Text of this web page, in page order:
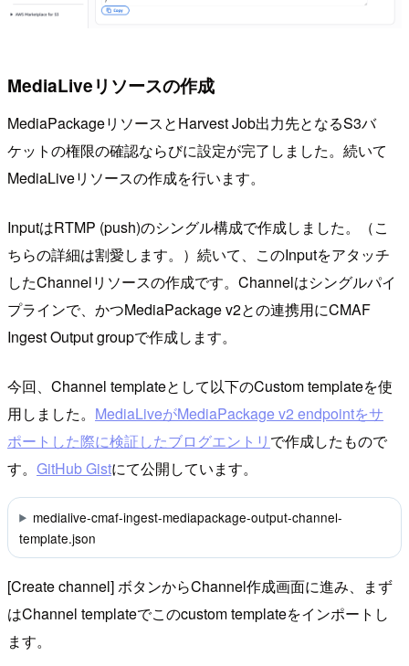
MediaLiveリソースの作成
MediaPackageリソースとHarvest Job出力先となるS3バ
ケットの権限の確認ならびに設定が完了しました。続いて
MediaLiveリソースの作成を行います。
InputはRTMP (push)のシングル構成で作成しました。（こ
ちらの詳細は割愛します。）続いて、このInputをアタッチ
したChannelリソースの作成です。Channelはシングルパイ
プラインで、かつMediaPackage v2との連携用にCMAF
Ingest Output groupで作成します。
今回、Channel templateとして以下のCustom templateを使
用しました。 MediaLiveがMediaPackage v2 endpointをサ
ポートした際に検証したブログエントリ で作成したもので
す。 GitHub Gistにて公開しています。
medialive-cmaf-ingest-mediapackage-output-channel-
template.json
[Create channel] ボタンからChannel作成画面に進み、まず
はChannel templateでこのcustom templateをインポートし
ます。